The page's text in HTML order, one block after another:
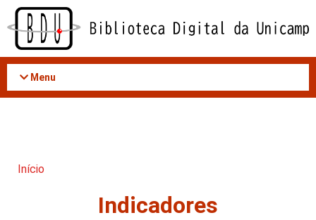
Acessar
conteúdo
Menu
Início
Indicadores